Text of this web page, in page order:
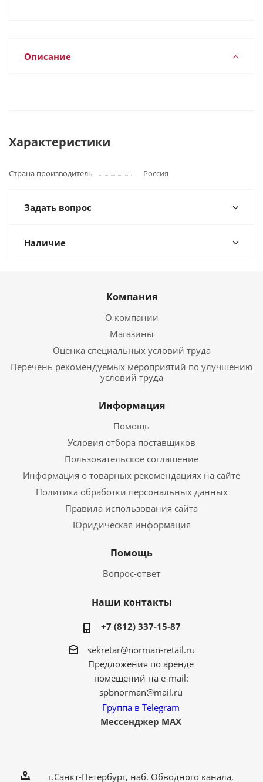
Описание
Характеристики
Страна производитель Россия
Задать вопрос
Наличие
Компания
О компании
Магазины
Оценка специальных условий труда
Перечень рекомендуемых мероприятий по улучшению
условий труда
Информация
Помощь
Условия отбора поставщиков
Пользовательское соглашение
Информация о товарных рекомендациях на сайте
Политика обработки персональных данных
Правила использования сайта
Юридическая информация
Помощь
Вопрос-ответ
Наши контакты
+7 (812) 337-15-87
sekretar@norman-retail.ru
Предложения по аренде
помещений на e-mail:
spbnorman@mail.ru
Группа в Telegram
Мессенджер MAX
г.Санкт-Петербург, наб. Обводного канала,